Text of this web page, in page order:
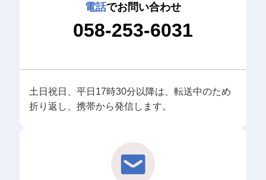
電話でお問い合わせ
058-253-6031
土日祝日、平日17時30分以降は、転送中のため
折り返し、携帯から発信します。